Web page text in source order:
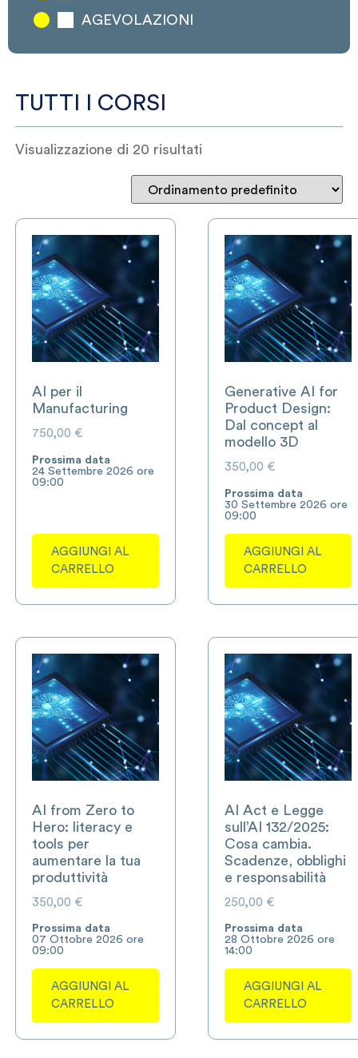
AGEVOLAZIONI
TUTTI I CORSI
Visualizzazione di 20 risultati
AI per il
Manufacturing
750,00 €
Prossima data
24 Settembre 2026 ore
09:00
AGGIUNGI AL
CARRELLO
Generative AI for
Product Design:
Dal concept al
modello 3D
350,00 €
Prossima data
30 Settembre 2026 ore
09:00
AGGIUNGI AL
CARRELLO
AI from Zero to
Hero: literacy e
tools per
aumentare la tua
produttività
350,00 €
Prossima data
07 Ottobre 2026 ore
09:00
AGGIUNGI AL
CARRELLO
AI Act e Legge
sull’AI 132/2025:
Cosa cambia.
Scadenze, obblighi
e responsabilità
250,00 €
Prossima data
28 Ottobre 2026 ore
14:00
AGGIUNGI AL
CARRELLO